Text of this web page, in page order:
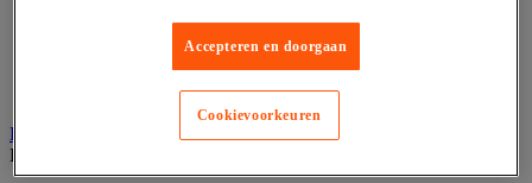
Assortimentsdoos en gereedschapkoffer
Gereedschapskist en opbergtas
Gereedschapskoffer en versterkte kist
Verrijdbare werktafel
Handgereedschap
Bekijk de hele productgroep
Accepteren en doorgaan
Cookievoorkeuren